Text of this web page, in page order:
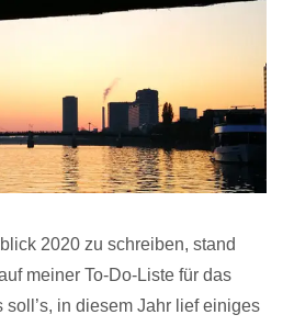
2020 zu schreiben, stand
meiner To-Do-Liste für das
in diesem Jahr lief einiges